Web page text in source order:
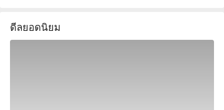
ขวาง บรรยากาศสบายและผ่อนคลาย ที่นี่มีบริการรับประทาน
อาหารตลอดทั้งวัน ไม่ว่าจะเป็นการรับประทานอาหารเช้าที่อุดม
ดีลยอดนิยม